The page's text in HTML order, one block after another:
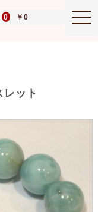
0 ￥0
ット